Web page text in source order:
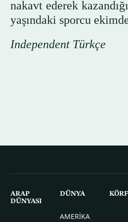
nakavt ederek
yaşındaki sporcu
Independent Türkçe
ARAP
DÜNYASI
DÜNYA
AMERİKA